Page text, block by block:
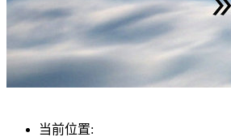
当前位置: